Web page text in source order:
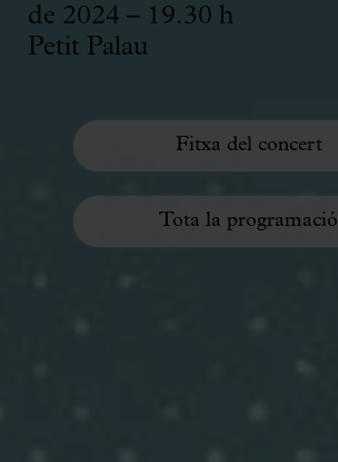
de 2024 – 19.30 h
Petit Palau
Fitxa del concert
Tota la programació